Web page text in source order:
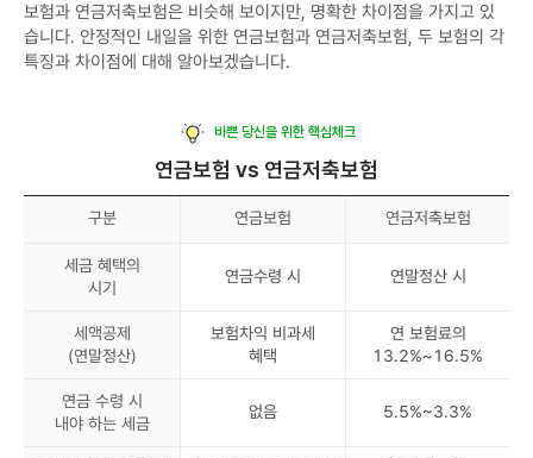
보험과 연금저축보험은 비슷해 보이지만, 명확한 차이점을 가지고 있
습니다. 안정적인 내일을 위한 연금보험과 연금저축보험, 두 보험의 각
특징과 차이점에 대해 알아보겠습니다.
바쁜 당신을 위한 핵심체크
연금보험 vs 연금저축보험
구분 연금보험 연금저축보험
세금 혜택의
시기
연금수령 시 연말정산 시
세액공제
(연말정산)
보험차익 비과세
혜택
연 보험료의
13.2%~16.5%
연금 수령 시
내야 하는 세금
없음 5.5%~3.3%